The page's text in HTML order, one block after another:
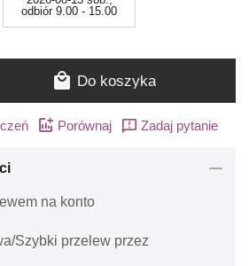
odbiór 9.00 - 15.00
Do koszyka
Porównaj Zadaj pytanie
na konto
Szybki przelew przez